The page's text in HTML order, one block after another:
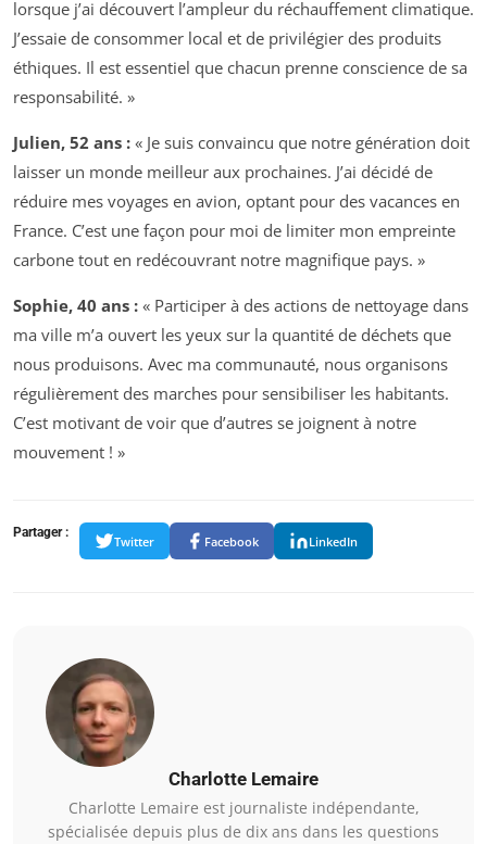
lorsque j’ai découvert l’ampleur du réchauffement climatique.
J’essaie de consommer local et de privilégier des produits
éthiques. Il est essentiel que chacun prenne conscience de sa
responsabilité. »
Julien, 52 ans : « Je suis convaincu que notre génération doit
laisser un monde meilleur aux prochaines. J’ai décidé de
réduire mes voyages en avion, optant pour des vacances en
France. C’est une façon pour moi de limiter mon empreinte
carbone tout en redécouvrant notre magnifique pays. »
Sophie, 40 ans : « Participer à des actions de nettoyage dans
ma ville m’a ouvert les yeux sur la quantité de déchets que
nous produisons. Avec ma communauté, nous organisons
régulièrement des marches pour sensibiliser les habitants.
C’est motivant de voir que d’autres se joignent à notre
mouvement ! »
Partager :
Twitter Facebook LinkedIn
Charlotte Lemaire
Charlotte Lemaire est journaliste indépendante,
spécialisée depuis plus de dix ans dans les questions